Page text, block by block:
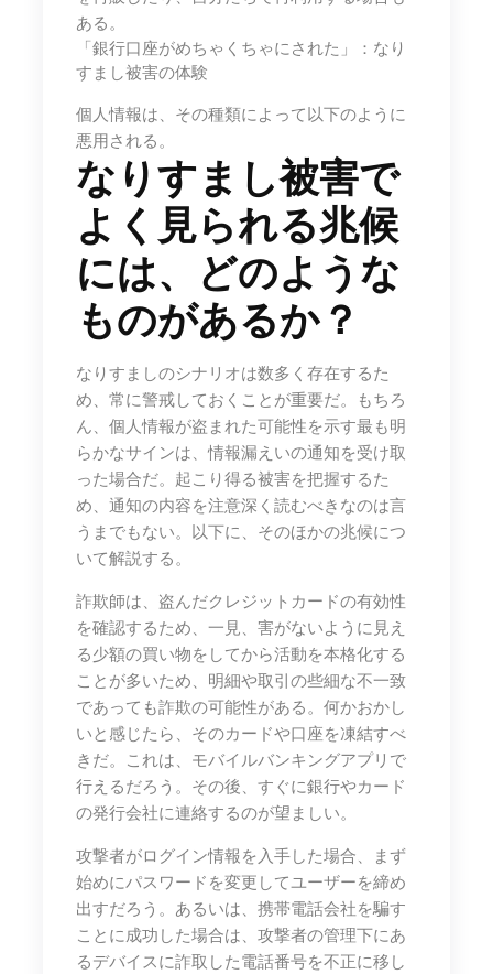
ある。
「銀行口座がめちゃくちゃにされた」：なり
すまし被害の体験
個人情報は、その種類によって以下のように
悪用される。
なりすまし被害で
よく見られる兆候
には、どのような
ものがあるか？
なりすましのシナリオは数多く存在するた
め、常に警戒しておくことが重要だ。もちろ
ん、個人情報が盗まれた可能性を示す最も明
らかなサインは、情報漏えいの通知を受け取
った場合だ。起こり得る被害を把握するた
め、通知の内容を注意深く読むべきなのは言
うまでもない。以下に、そのほかの兆候につ
いて解説する。
詐欺師は、盗んだクレジットカードの有効性
を確認するため、一見、害がないように見え
る少額の買い物をしてから活動を本格化する
ことが多いため、明細や取引の些細な不一致
であっても詐欺の可能性がある。何かおかし
いと感じたら、そのカードや口座を凍結すべ
きだ。これは、モバイルバンキングアプリで
行えるだろう。その後、すぐに銀行やカード
の発行会社に連絡するのが望ましい。
攻撃者がログイン情報を入手した場合、まず
始めにパスワードを変更してユーザーを締め
出すだろう。あるいは、携帯電話会社を騙す
ことに成功した場合は、攻撃者の管理下にあ
るデバイスに詐取した電話番号を不正に移し